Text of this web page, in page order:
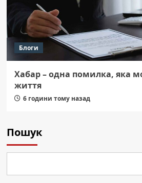
Блоги
Хабар – одна помилка, яка
життя
6 години тому назад
Пошук